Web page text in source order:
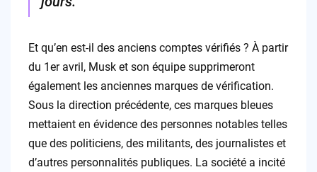
Et qu’en est-il des anciens comptes vérifiés ? À partir
du 1er avril, Musk et son équipe supprimeront
également les anciennes marques de vérification.
Sous la direction précédente, ces marques bleues
mettaient en évidence des personnes notables telles
que des politiciens, des militants, des journalistes et
d’autres personnalités publiques. La société a incité